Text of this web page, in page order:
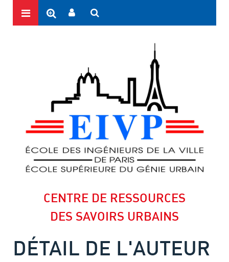
CENTRE DE RESSOURCES
DES SAVOIRS URBAINS
DÉTAIL DE L'AUTEUR